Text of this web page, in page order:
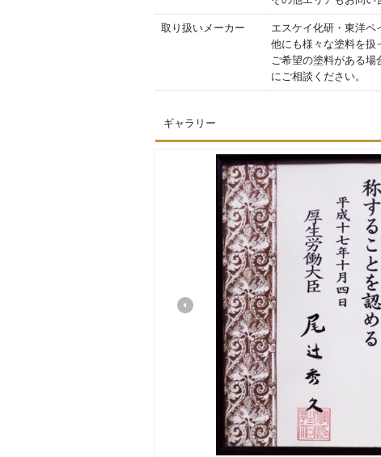
取り扱いメーカー
エスケイ化研・東洋ペ
他にも様々な塗料を扱
ご希望の塗料がある場
にご相談ください。
ギャラリー